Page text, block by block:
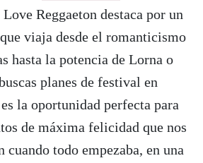
Reggaeton destaca por un
viaja desde el romanticismo
hasta la potencia de Lorna o
planes de festival en
la oportunidad perfecta para
de máxima felicidad que nos
cuando todo empezaba, en una